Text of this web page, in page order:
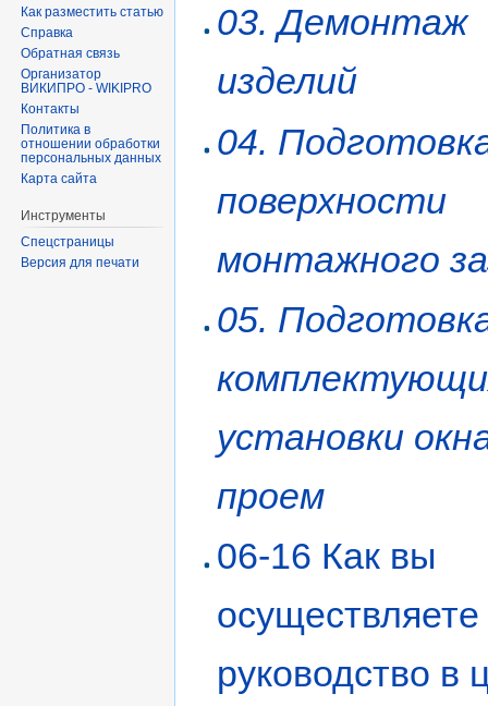
03. Демонтаж
изделий
04.
поверхности
монтажного
05.
установки
проем
06-16 Как вы
осуществляете
руководство в
Как разместить статью
Справка
Обратная связь
Организатор
ВИКИПРО - WIKIPRO
Контакты
Политика в
отношении обработки
персональных данных
Карта сайта
Инструменты
Спецстраницы
Версия для печати